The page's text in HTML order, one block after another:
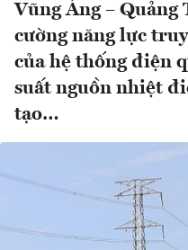
Vũng Áng – Quảng
cường năng lực
của hệ thống điện
suất nguồn nhiệt
tạo…